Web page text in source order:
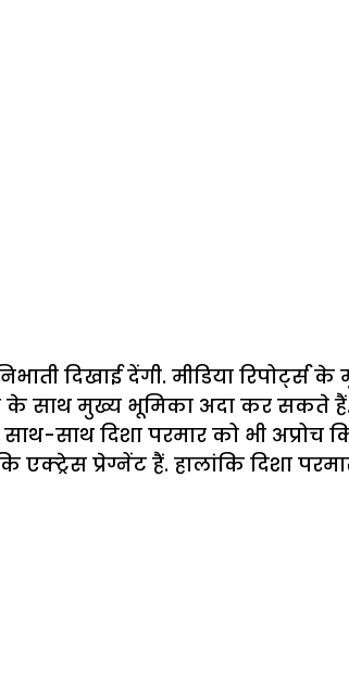
दिखाई देंगी. मीडिया रिपोर्ट्स के
के साथ मुख्य भूमिका अदा कर सकते
साथ दिशा परमार को भी अप्रोच
प्रेग्नेंट हैं. हालांकि दिशा